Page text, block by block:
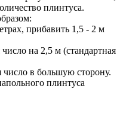
плинтуса.
прибавить 1,5 - 2 м
на 2,5 м (стандартная
число в большую сторону.
плинтуса